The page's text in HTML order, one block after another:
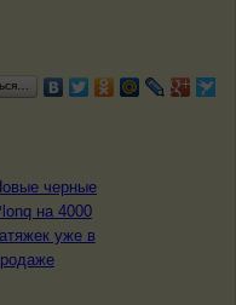
черные
на 4000
уже в